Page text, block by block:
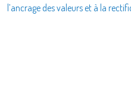
l’ancrage des valeurs et à la